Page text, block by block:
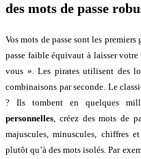
des mots de passe
Vos mots de passe sont les
passe faible équivaut à laisser
vous ». Les pirates utilisent des
combinaisons par seconde. Le
? Ils tombent en quelques
personnelles , créez des mots de
majuscules, minuscules, chiffres
plutôt qu’à des mots isolés. Par